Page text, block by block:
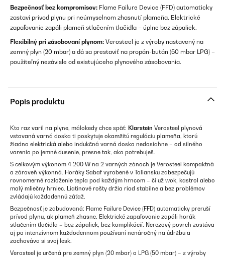
Bezpečnosť bez kompromisov: Flame Failure Device (FFD) automaticky
zastaví prívod plynu pri neúmyselnom zhasnutí plameňa. Elektrické
zapaľovanie zapáli plameň stlačením tlačidla – úplne bez zápaliek.
Flexibilný pri zásobovaní plynom: Verosteel je z výroby nastavený na
zemný plyn (20 mbar) a dá sa prestaviť na propán-bután (50 mbar LPG) –
použiteľný nezávisle od existujúceho plynového zásobovania.
Popis produktu
Kto raz varil na plyne, málokedy chce späť: Klarstein Verosteel plynová
vstavaná varná doska ti poskytuje okamžitú reguláciu plameňa, ktorú
žiadna elektrická alebo indukčná varná doska nedosiahne – od silného
varenia po jemné dusenie, presne tak, ako potrebuješ.
S celkovým výkonom 4 200 W na 2 varných zónach je Verosteel kompaktná
a zároveň výkonná. Horáky Sabaf vyrobené v Taliansku zabezpečujú
rovnomerné rozloženie tepla pod každým hrncom – či už wok, kastrol alebo
malý mliečny hrniec. Liatinové rošty držia riad stabilne a bez problémov
zvládajú každodennú záťaž.
Bezpečnosť je zabudovaná: Flame Failure Device (FFD) automaticky preruší
prívod plynu, ak plameň zhasne. Elektrické zapaľovanie zapáli horák
stlačením tlačidla – bez zápaliek, bez komplikácií. Nerezový povrch zostáva
aj po intenzívnom každodennom používaní nenáročný na údržbu a
zachováva si svoj lesk.
Verosteel je určená pre zemný plyn (20 mbar) a LPG (50 mbar) – z výroby